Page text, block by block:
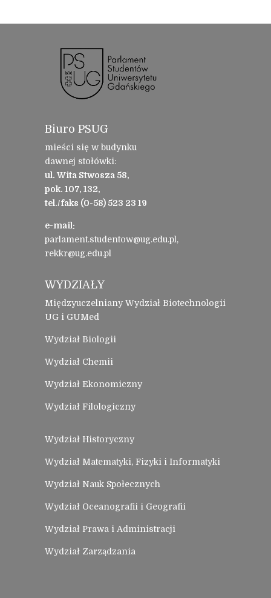
Biuro PSUG
mieści się w budynku
dawnej stołówki:
ul. Wita Stwosza 58,
pok. 107, 132,
tel./faks (0-58) 523 23 19
e-mail:
parlament.studentow@ug.edu.pl,
rekkr@ug.edu.pl
WYDZIAŁY
Międzyuczelniany Wydział Biotechnologii
UG i GUMed
Wydział Biologii
Wydział Chemii
Wydział Ekonomiczny
Wydział Filologiczny
Wydział Historyczny
Wydział Matematyki, Fizyki i Informatyki
Wydział Nauk Społecznych
Wydział Oceanografii i Geografii
Wydział Prawa i Administracji
Wydział Zarządzania